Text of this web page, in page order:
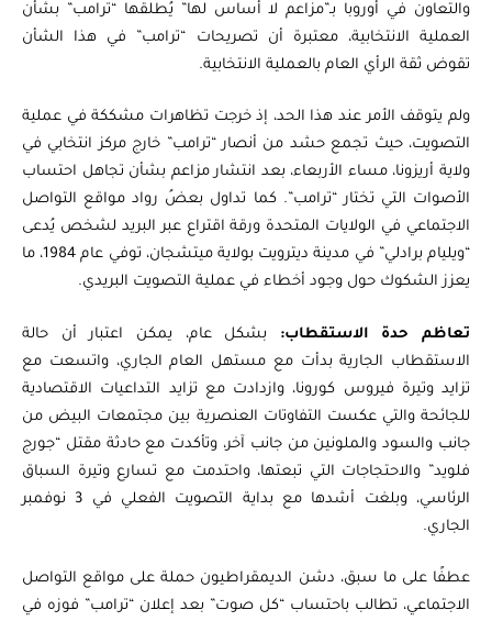
والتعاون في أوروبا بـ”مزاعم لا أساس لها” يُطلقها “ترامب” بشأن
العملية الانتخابية، معتبرة أن تصريحات “ترامب” في هذا الشأن
تقوض ثقة الرأي العام بالعملية الانتخابية.
ولم يتوقف الأمر عند هذا الحد، إذ خرجت تظاهرات مشككة في عملية
التصويت، حيث تجمع حشد من أنصار “ترامب” خارج مركز انتخابي في
ولاية أريزونا، مساء الأربعاء، بعد انتشار مزاعم بشأن تجاهل احتساب
الأصوات التي تختار “ترامب”. كما تداول بعضُ رواد مواقع التواصل
الاجتماعي في الولايات المتحدة ورقة اقتراع عبر البريد لشخص يُدعى
“ويليام برادلي” في مدينة ديترويت بولاية ميتشجان، توفي عام 1984، ما
يعزز الشكوك حول وجود أخطاء في عملية التصويت البريدي.
تعاظم حدة الاستقطاب: بشكل عام،
يمكن اعتبار أن حالة
الاستقطاب الجارية بدأت مع مستهل العام الجاري، واتسعت مع
تزايد وتيرة فيروس كورونا، وازدادت مع تزايد التداعيات الاقتصادية
للجائحة والتي عكست التفاوتات العنصرية بين مجتمعات البيض من
جانب والسود والملونين من جانب آخر، وتأكدت مع حادثة مقتل “جورج
فلويد” والاحتجاجات التي تبعتها، واحتدمت مع تسارع وتيرة السباق
الرئاسي، وبلغت أشدها مع بداية التصويت الفعلي في 3 نوفمبر
الجاري.
عطفًا على ما سبق، دشن الديمقراطيون حملة على مواقع التواصل
الاجتماعي، تطالب باحتساب “كل صوت” بعد إعلان “ترامب” فوزه في